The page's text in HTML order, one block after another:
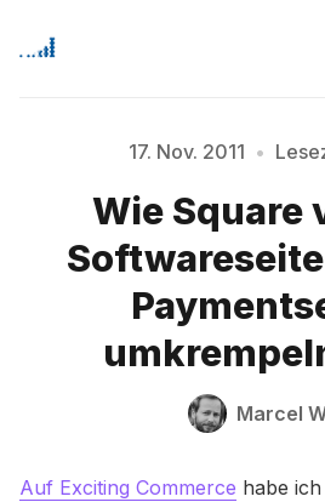
Bitte geben Sie
17. Nov. 2011 •
Wie Square
Marcel
Auf Exciting Commerce habe